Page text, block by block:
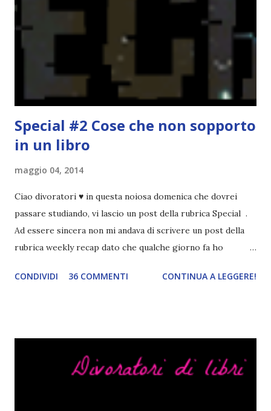
che non è sempre un bene. Credo che sia stata la principale
causa per il mio calo di letture. Comunque, ogni mese -
nessun giorno fisso, però - pubblicherò questo post.
Spero che la rubrica sia di vostro gradimento. GENNAIO
TBR+OBIETTIVI Questa è la mia tbr del mese...
Special #2 Cose che non sopporto
in un libro
maggio 04, 2014
Ciao divoratori ♥ in questa noiosa domenica che dovrei
passare studiando, vi lascio un post della rubrica Special .
Ad essere sincera non mi andava di scrivere un post della
rubrica weekly recap dato che qualche giorno fa ho
troppo creare un nuovo banner xD Nella puntata di oggi vi
RAGAZZI nei libri hanno i capelli arruffati. Vabbè, c'è crisi, il
CONDIVIDI 36 COMMENTI CONTINUA A LEGGERE!